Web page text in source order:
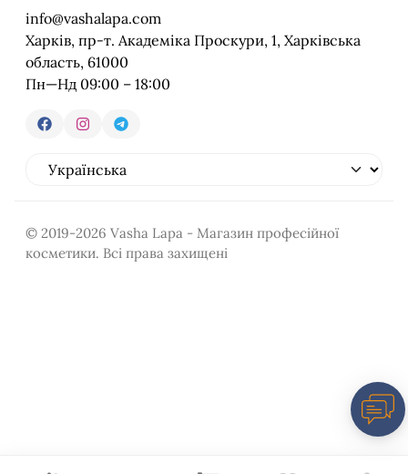
info@vashalapa.com
Харків, пр-т. Академіка Проскури, 1, Харківська
область, 61000
Пн—Нд 09:00 – 18:00
© 2019-2026 Vasha Lapa - Магазин професійної
косметики. Всі права захищені